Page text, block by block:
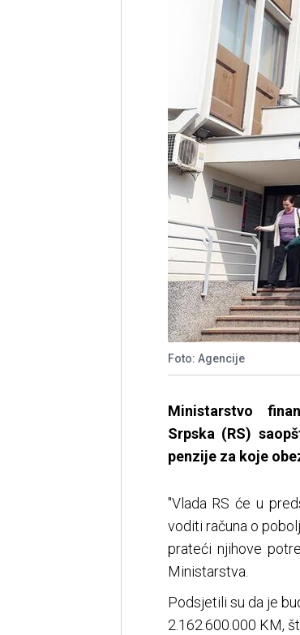
Foto: Agencije
Ministarstvo
Srpska (RS)
penzije za koje
"Vlada RS će u
voditi računa o
prateći njihove
Ministarstva.
Podsjetili su da je
2.162.600.000 KM,